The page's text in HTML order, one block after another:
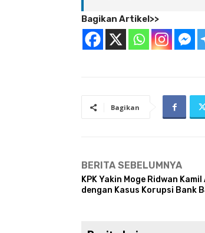
Bagikan Artikel>>
Bagikan
BERITA SEBELUMNYA
KPK Yakin Moge Ridwan
dengan Kasus Korupsi Bank